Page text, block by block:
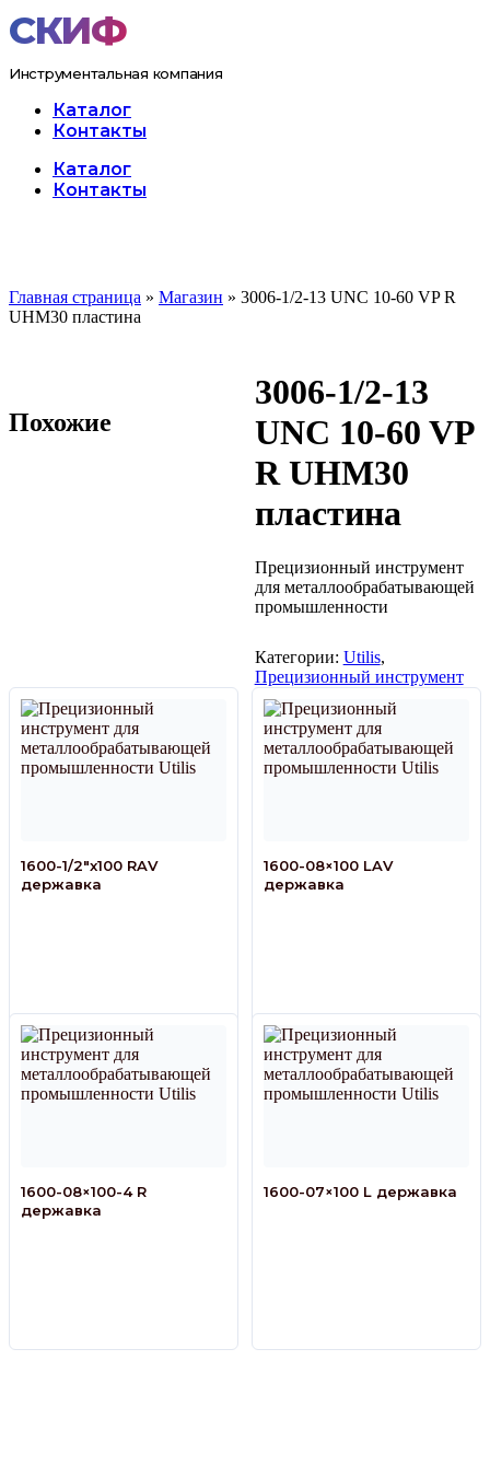
Перейти
к
Инструментальная компания
Каталог
Контакты
МенюКаталог
Контакты
Главная страница » Магазин » 3006-1/2-13 UNC 10-60 VP R
UHM30 пластина
3006-1/2-13
UNC 10-60 VP
R UHM30
пластина
Прецизионный инструмент
для металлообрабатывающей
промышленности
Категории: Utilis,
Прецизионный инструмент
Похожие
1600-1/2″x100 RAV
державка
1600-08×100 LAV
державка
1600-08×100-4 R
державка
1600-07×100 L державка